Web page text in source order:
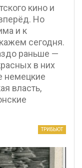
кино и
Но
и к
сегодня.
раньше —
в них
немецкие
власть,
ТРИБЬЮТ